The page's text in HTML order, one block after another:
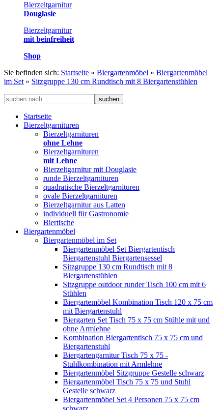
Bierzeltgarnitur
Douglasie
Bierzeltgarnitur
mit beinfreiheit
Shop
Sie befinden sich: Startseite » Biergartenmöbel » Biergartenmöbel
im Set » Sitzgruppe 130 cm Rundtisch mit 8 Biergartenstühlen
Startseite
Bierzeltgarnituren
Bierzeltgarnituren
ohne Lehne
Bierzeltgarnituren
mit Lehne
Bierzeltgarnitur mit Douglasie
runde Bierzeltgarnituren
quadratische Bierzeltgarnituren
ovale Bierzeltgarnituren
Bierzeltgarnitur aus Latten
individuell für Gastronomie
Biertische
Biergartenmöbel
Biergartenmöbel im Set
Biergartenmöbel Set Biergartentisch
Biergartenstuhl Biergartensessel
Sitzgruppe 130 cm Rundtisch mit 8
Biergartenstühlen
Sitzgruppe outdoor runder Tisch 100 cm mit 6
Stühlen
Biergartemöbel Kombination Tisch 120 x 75 cm
mit Biergartenstuhl
Biergarten Set Tisch 75 x 75 cm Stühle mit und
ohne Armlehne
Kombination Biergartentisch 75 x 75 cm und
Biergartenstuhl
Biergartengarnitur Tisch 75 x 75 -
Stuhlkombination mit Armlehne
Biergartenmöbel Sitzgruppe Gestelle schwarz
Biergartenmöbel Tisch 75 x 75 und Stuhl
Gestelle schwarz
Biergartenmöbel Set 4 Personen 75 x 75 cm
schwarz